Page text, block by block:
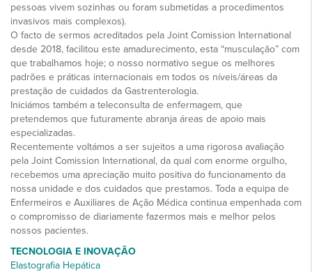
pessoas vivem sozinhas ou foram submetidas a procedimentos
invasivos mais complexos).
O facto de sermos acreditados pela Joint Comission International
desde 2018, facilitou este amadurecimento, esta “musculação” com
que trabalhamos hoje; o nosso normativo segue os melhores
padrões e práticas internacionais em todos os níveis/áreas da
prestação de cuidados da Gastrenterologia.
Iniciámos também a teleconsulta de enfermagem, que
pretendemos que futuramente abranja áreas de apoio mais
especializadas.
Recentemente voltámos a ser sujeitos a uma rigorosa avaliação
pela Joint Comission International, da qual com enorme orgulho,
recebemos uma apreciação muito positiva do funcionamento da
nossa unidade e dos cuidados que prestamos. Toda a equipa de
Enfermeiros e Auxiliares de Ação Médica continua empenhada com
o compromisso de diariamente fazermos mais e melhor pelos
nossos pacientes.
TECNOLOGIA E INOVAÇÃO
Elastografia Hepática